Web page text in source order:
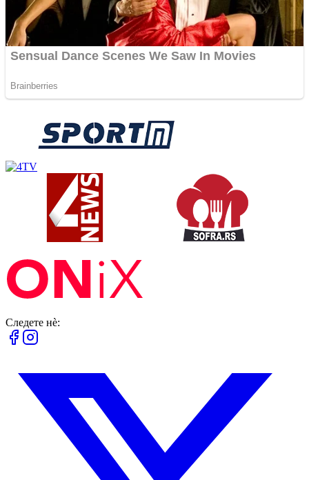
Следете нè: